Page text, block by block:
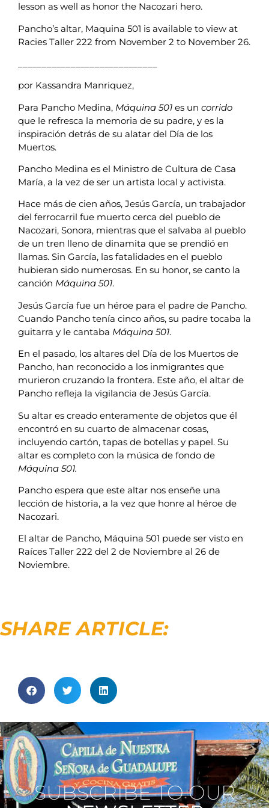
lesson as well as honor the Nacozari hero.
Pancho’s altar, Maquina 501 is available to view at
Racies Taller 222 from November 2 to November 26.
por Kassandra Manriquez,
Para Pancho Medina, Máquina 501 es un corrido
que le refresca la memoria de su padre, y es la
inspiración detrás de su alatar del Día de los
Muertos.
Pancho Medina es el Ministro de Cultura de Casa
María, a la vez de ser un artista local y activista.
Hace más de cien años, Jesús García, un trabajador
del ferrocarril fue muerto cerca del pueblo de
Nacozari, Sonora, mientras que el salvaba al pueblo
de un tren lleno de dinamita que se prendió en
llamas. Sin García, las fatalidades en el pueblo
hubieran sido numerosas. En su honor, se canto la
canción Máquina 501.
Jesús García fue un héroe para el padre de Pancho.
Cuando Pancho tenía cinco años, su padre tocaba la
guitarra y le cantaba Máquina 501.
En el pasado, los altares del Día de los Muertos de
Pancho, han reconocido a los inmigrantes que
murieron cruzando la frontera. Este año, el altar de
Pancho refleja la vigilancia de Jesús García.
Su altar es creado enteramente de objetos que él
encontró en su cuarto de almacenar cosas,
incluyendo cartón, tapas de botellas y papel. Su
altar es completo con la música de fondo de
Máquina 501.
Pancho espera que este altar nos enseñe una
lección de historia, a la vez que honre al héroe de
Nacozari.
El altar de Pancho, Máquina 501 puede ser visto en
Raíces Taller 222 del 2 de Noviembre al 26 de
Noviembre.
SHARE ARTICLE:
SUBSCRIBE TO OUR